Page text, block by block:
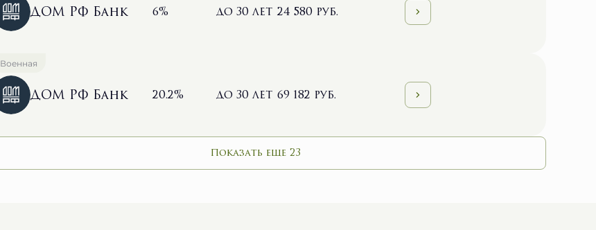
ДОМ РФ Банк 6% до 30 лет 24 580 руб.
Военная
ДОМ РФ Банк 20.2% до 30 лет 69 182 руб.
Показать еще 23